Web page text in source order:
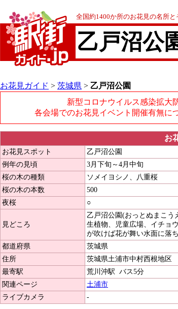
全国約1400か所のお花見の名所と
乙戸沼公
お花見ガイド > 茨城県 > 乙戸沼公園
新型コロナウイルス感染拡大
各会場でのお花見イベント開催有無に
お
お花見スポット
乙戸沼公園
例年の見頃
3月下旬～4月中旬
桜の木の種類
ソメイヨシノ、八重桜
桜の木の本数
500
夜桜
○
見どころ
乙戸沼公園(おっとぬまこう
生植物、児童広場、イチョ
が吹けば花が舞い水面に落ち
都道府県
茨城県
住所
茨城県土浦市中村西根地区
最寄駅
荒川沖駅 バス5分
関連ページ
土浦市
ライブカメラ
-